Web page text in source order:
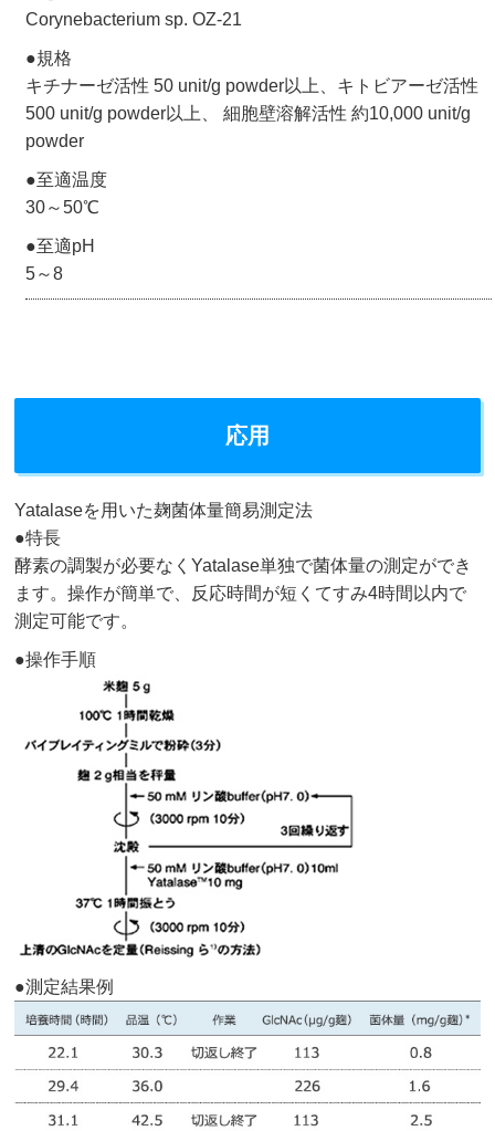
Corynebacterium sp. OZ-21
規格
キチナーゼ活性 50 unit/g powder以上、キトビアーゼ活性
500 unit/g powder以上、
細胞壁溶解活性 約10,000 unit/g
powder
至適温度
30～50℃
至適pH
5～8
応用
Yatalaseを用いた麹菌体量簡易測定法
特長
酵素の調製が必要なくYatalase単独で菌体量の測定ができ
ます。操作が簡単で、反応時間が短くてすみ4時間以内で
測定可能です。
操作手順
測定結果例